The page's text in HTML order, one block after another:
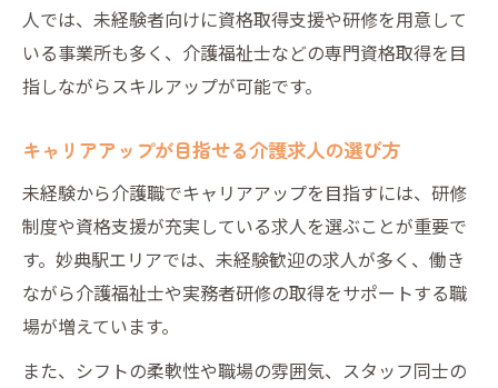
人では、未経験者向けに資格取得支援や研修を用意して
いる事業所も多く、介護福祉士などの専門資格取得を目
指しながらスキルアップが可能です。
キャリアアップが目指せる介護求人の選び方
未経験から介護職でキャリアアップを目指すには、研修
制度や資格支援が充実している求人を選ぶことが重要で
す。妙典駅エリアでは、未経験歓迎の求人が多く、働き
ながら介護福祉士や実務者研修の取得をサポートする職
場が増えています。
また、シフトの柔軟性や職場の雰囲気、スタッフ同士の